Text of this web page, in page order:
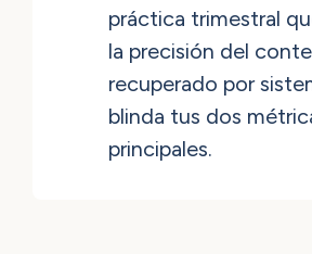
práctica trimestral
la precisión del
recuperado por
blinda tus dos
principales.